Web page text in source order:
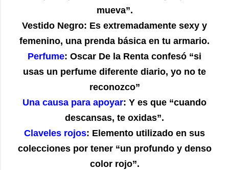
mueva”.
Vestido Negro: Es extremadamente sexy y
femenino, una prenda básica en tu armario.
Perfume: Oscar De la Renta confesó “si
usas un perfume diferente diario, yo no te
reconozco”
Una causa para apoyar: Y es que “cuando
descansas, te oxidas”.
Claveles rojos: Elemento utilizado en sus
colecciones por tener “un profundo y denso
color rojo”.